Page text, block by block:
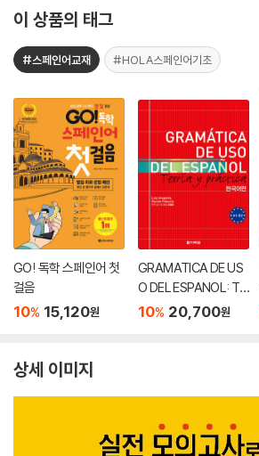
이 상품의 태그
#스페인어교재 #HOLA스페인어기초
GO! 독학 스페인어 첫
걸음
10% 15,120원
GRAMATICA DE US
O DEL ESPANOL: Te
oria y practica A1-B
10% 20,700원
상세 이미지